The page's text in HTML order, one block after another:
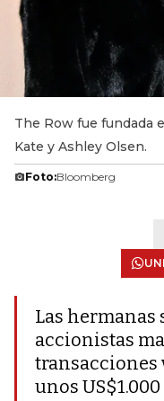
The Row fue fundada
Kate y Ashley Olsen.
Foto:Bloomberg
Las hermanas
accionistas
transacciones
unos